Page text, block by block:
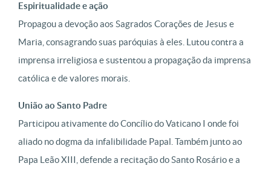
Espiritualidade e ação
Propagou a devoção aos Sagrados Corações de Jesus e
Maria, consagrando suas paróquias à eles. Lutou contra a
imprensa irreligiosa e sustentou a propagação da imprensa
católica e de valores morais.
União ao Santo Padre
Participou ativamente do Concílio do Vaticano I onde foi
aliado no dogma da infalibilidade Papal. Também junto ao
Papa Leão XIII, defende a recitação do Santo Rosário e a